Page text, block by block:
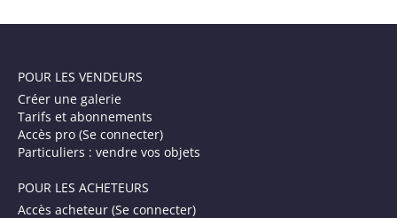
POUR LES VENDEURS
Créer une galerie
Tarifs et abonnements
Accès pro (Se connecter)
Particuliers : vendre vos objets
POUR LES ACHETEURS
Accès acheteur (Se connecter)